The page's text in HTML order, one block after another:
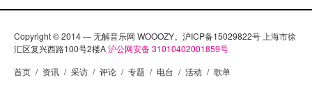
Copyright © 2014 — 无解音乐网 WOOOZY。沪ICP备15029822号 上海市徐
汇区复兴西路100号2楼A沪公网安备 31010402001859号
首页 / 资讯 / 采访 / 评论 / 专题 / 电台 / 活动 / 歌单